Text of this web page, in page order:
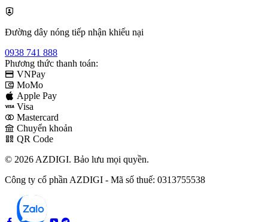
Đường dây nóng tiếp nhận khiếu nại
0938 741 888
Phương thức thanh toán:
VNPay
MoMo
Apple Pay
Visa
Mastercard
Chuyển khoản
QR Code
© 2026 AZDIGI. Bảo lưu mọi quyền.
Công ty cổ phần AZDIGI - Mã số thuế: 0313755538